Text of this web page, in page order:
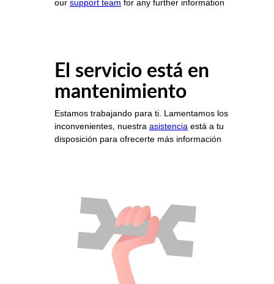
our support team for any further information
El servicio está en
mantenimiento
Estamos trabajando para ti. Lamentamos los
inconvenientes, nuestra asistencia está a tu
disposición para ofrecerte más información